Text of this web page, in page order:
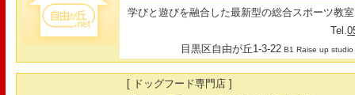
学びと遊びを融合した最新型の総合スポーツ教室
Tel.
目黒区自由が丘1-3-22 B1 Raise up studio
[ ドッグフード専門店 ]